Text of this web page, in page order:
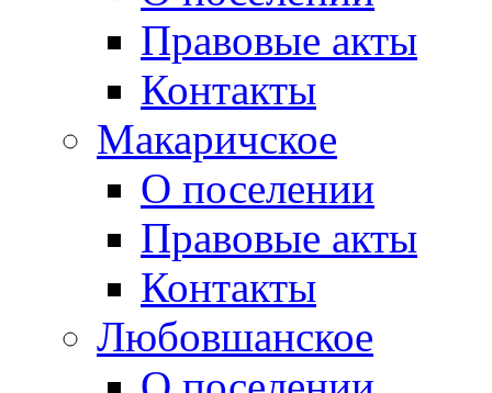
Правовые акты
Контакты
Макаричское
О поселении
Правовые акты
Контакты
Любовшанское